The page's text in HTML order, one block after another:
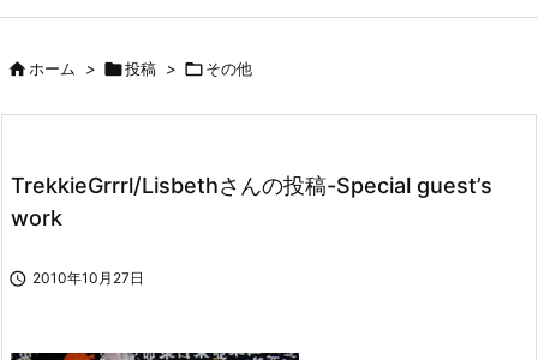
サイド


ホーム > 投稿 > その他
TrekkieGrrrl/Lisbethさんの投稿-Special guest’s
work
 2010年10月27日